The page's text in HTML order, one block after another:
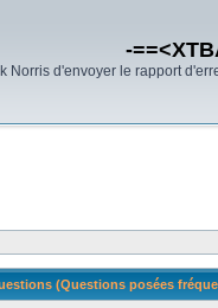
-
Norris d'envoyer le rapport
(Questions posées